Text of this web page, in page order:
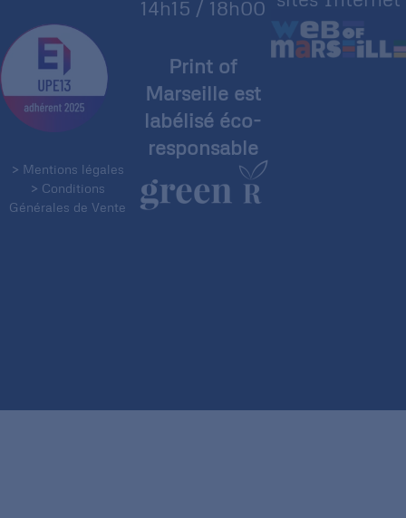
> Mentions légales
> Conditions
Générales de Vente
14h15 / 18h00
Print of
Marseille est
labélisé éco-
responsable